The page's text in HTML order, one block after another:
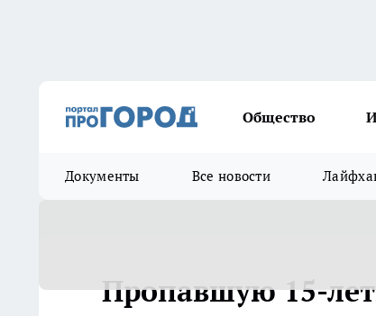
Общество
Документы Все новости
Пропавшую 15-